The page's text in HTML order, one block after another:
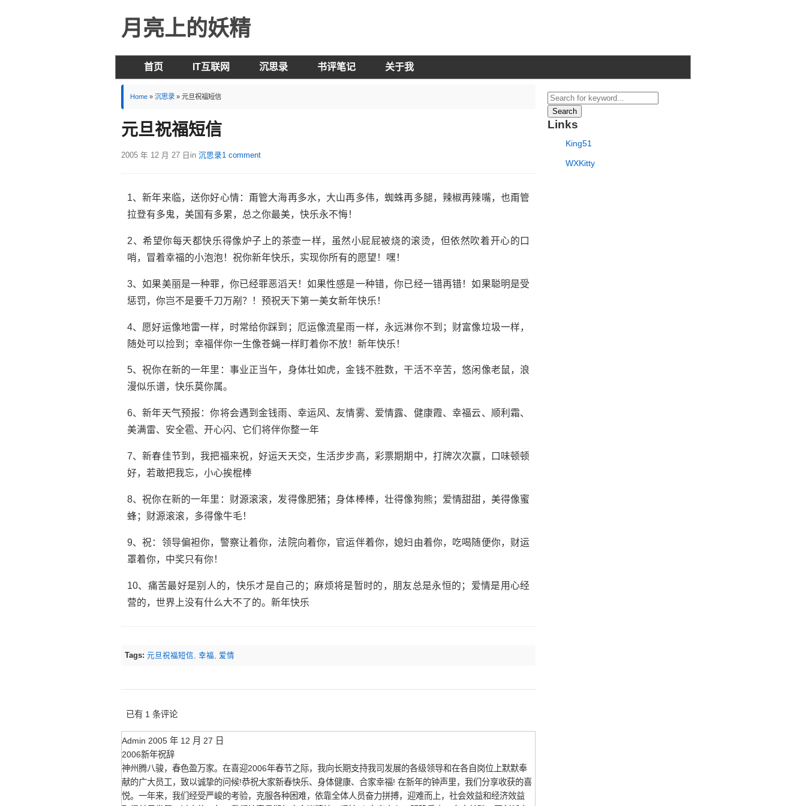
月亮上的妖精
首页 IT互联网 沉思录 书评笔记 关于我
Home »沉思录 »元旦祝福短信
元旦祝福短信
2005 年 12 月 27 日 in 沉思录1 comment
1、新年来临，送你好心情：甭管大海再多水，大山再多伟，蜘蛛再多腿，辣椒再辣嘴，也甭管
拉登有多鬼，美国有多累，总之你最美，快乐永不悔！
2、希望你每天都快乐得像炉子上的茶壶一样，虽然小屁屁被烧的滚烫，但依然吹着开心的口
哨，冒着幸福的小泡泡！祝你新年快乐，实现你所有的愿望！嘿！
3、如果美丽是一种罪，你已经罪恶滔天！如果性感是一种错，你已经一错再错！如果聪明是受
惩罚，你岂不是要千刀万剐？！预祝天下第一美女新年快乐！
4、愿好运像地雷一样，时常给你踩到；厄运像流星雨一样，永远淋你不到；财富像垃圾一样，
随处可以捡到；幸福伴你一生像苍蝇一样盯着你不放！新年快乐！
5、祝你在新的一年里：事业正当午，身体壮如虎，金钱不胜数，干活不辛苦，悠闲像老鼠，浪
漫似乐谱，快乐莫你属。
6、新年天气预报：你将会遇到金钱雨、幸运风、友情雾、爱情露、健康霞、幸福云、顺利霜、
美满雷、安全雹、开心闪、它们将伴你整一年
7、新春佳节到，我把福来祝，好运天天交，生活步步高，彩票期期中，打牌次次赢，口味顿顿
好，若敢把我忘，小心挨棍棒
8、祝你在新的一年里：财源滚滚，发得像肥猪；身体棒棒，壮得像狗熊；爱情甜甜，美得像蜜
蜂；财源滚滚，多得像牛毛！
9、祝：领导偏袒你，警察让着你，法院向着你，官运伴着你，媳妇由着你，吃喝随便你，财运
罩着你，中奖只有你！
10、痛苦最好是别人的，快乐才是自己的；麻烦将是暂时的，朋友总是永恒的；爱情是用心经
营的，世界上没有什么大不了的。新年快乐
Tags: 元旦祝福短信,幸福, 爱情
已有 1 条评论
Admin 2005 年 12 月 27 日
2006新年祝辞
神州腾八骏，春色盈万家。在喜迎2006年春节之际，我向长期支持我司发展的各级领导和在各自岗位上默默奉
献的广大员工，致以诚挚的问候!恭祝大家新春快乐、身体健康、合家幸福! 在新年的钟声里，我们分享收获的喜
悦。一年来，我们经受严峻的考验，克服各种困难，依靠全体人员奋力拼搏，迎难而上，社会效益和经济效益
Search
Links
King51
WXKitty